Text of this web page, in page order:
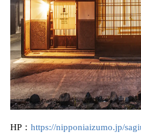
​HP： https://nipponiaizumo.jp/